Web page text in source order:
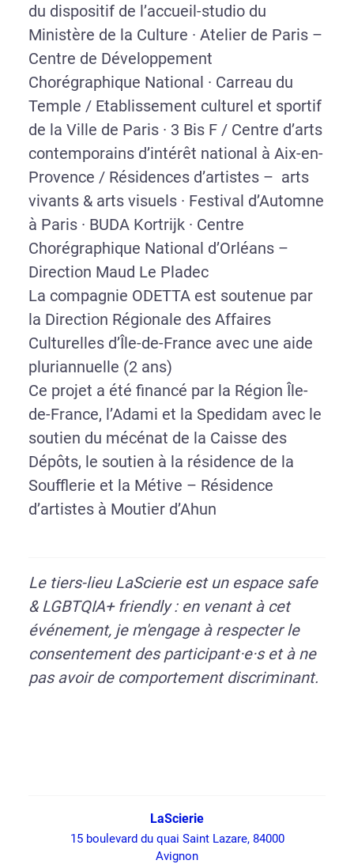
du dispositif de l’accueil-studio du
Ministère de la Culture · Atelier de Paris –
Centre de Développement
Chorégraphique National · Carreau du
Temple / Etablissement culturel et sportif
de la Ville de Paris · 3 Bis F / Centre d’arts
contemporains d’intérêt national à Aix-en-
Provence / Résidences d’artistes – arts
vivants & arts visuels · Festival d’Automne
à Paris · BUDA Kortrijk · Centre
Chorégraphique National d’Orléans –
Direction Maud Le Pladec
La compagnie ODETTA est soutenue par
la Direction Régionale des Affaires
Culturelles d’Île-de-France avec une aide
pluriannuelle (2 ans)
Ce projet a été financé par la Région Île-
de-France, l’Adami et la Spedidam avec le
soutien du mécénat de la Caisse des
Dépôts, le soutien à la résidence de la
Soufflerie et la Métive – Résidence
d’artistes à Moutier d’Ahun
Le tiers-lieu LaScierie est un espace safe
& LGBTQIA+ friendly : en venant à cet
événement, je m'engage à respecter le
consentement des participant·e·s et à ne
pas avoir de comportement discriminant.
LaScierie
15 boulevard du quai Saint Lazare, 84000
Avignon